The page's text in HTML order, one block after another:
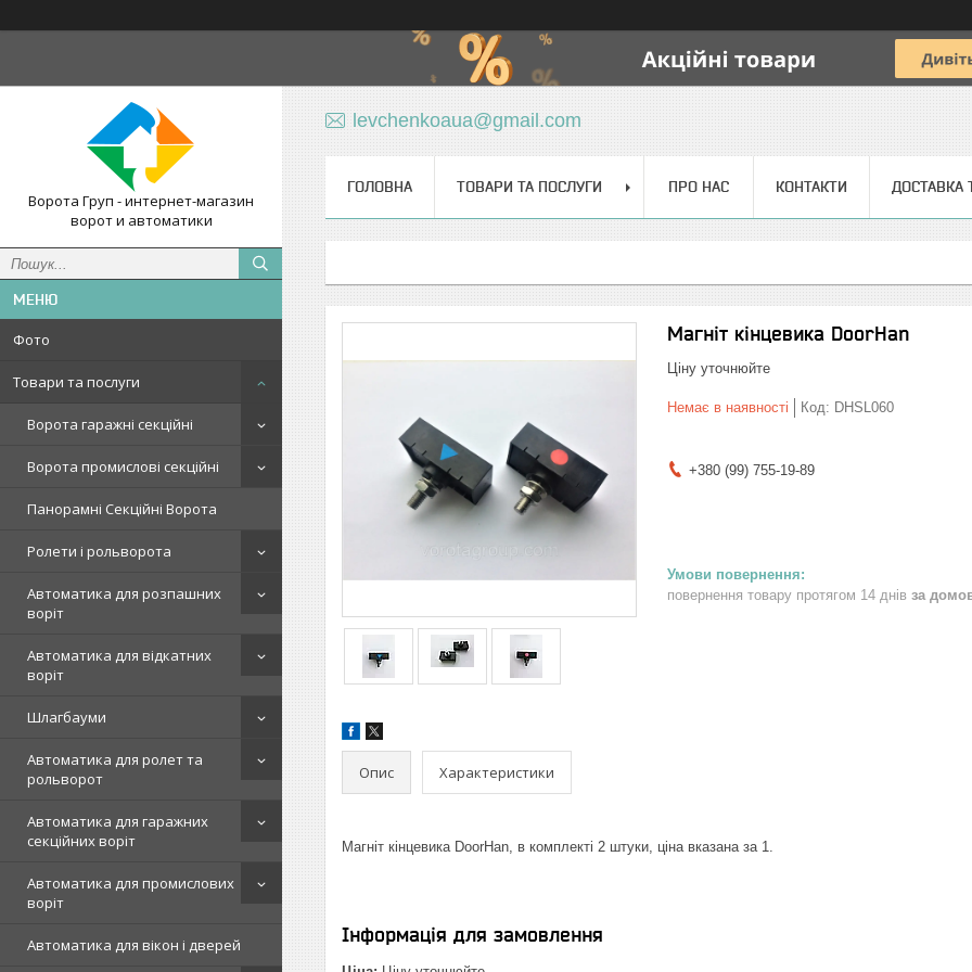
Ворота Груп - интернет-магазин
ворот и автоматики
Фото
Товари та послуги
Ворота гаражні секційні
Ворота промислові секційні
Панорамні Секційні Ворота
Ролети і рольворота
Автоматика для розпашних
воріт
Автоматика для відкатних
воріт
Шлагбауми
Автоматика для ролет та
рольворот
Автоматика для гаражних
секційних воріт
Автоматика для промислових
воріт
Автоматика для вікон і дверей
levchenkoaua@gmail.com
ГОЛОВНА ТОВАРИ ТА ПОСЛУГИ ПРО НАС КОНТАКТИ ДОСТАВКА
Магніт кінцевика DoorHan
Ціну уточнюйте
Немає в наявності Код: DHSL060
+380 (99) 755-19-89
повернення товару протягом 14 днів за
Опис Характеристики
Магніт кінцевика DoorHan, в комплекті 2 штуки, ціна вказана за 1.
Інформація для замовлення